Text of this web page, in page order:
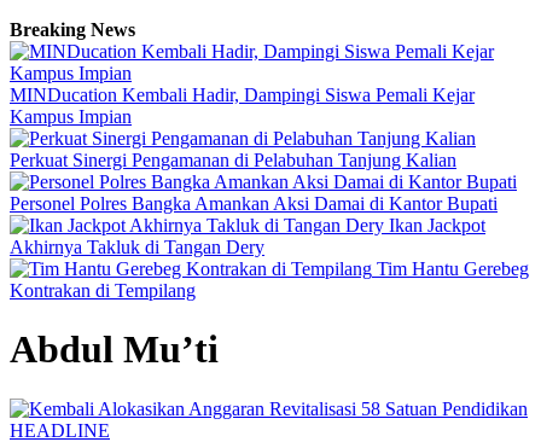
Breaking News
MINDucation Kembali Hadir, Dampingi Siswa Pemali Kejar
Kampus Impian
Perkuat Sinergi Pengamanan di Pelabuhan Tanjung Kalian
Personel Polres Bangka Amankan Aksi Damai di Kantor Bupati
Ikan Jackpot
Akhirnya Takluk di Tangan Dery
Tim Hantu Gerebeg
Kontrakan di Tempilang
Abdul Mu’ti
HEADLINE